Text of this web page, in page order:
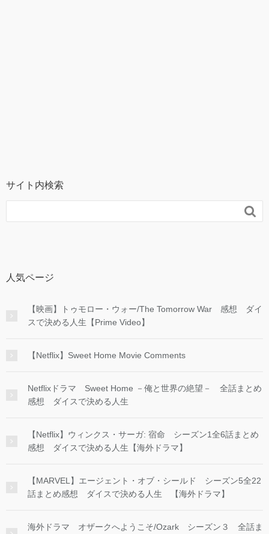
サイト内検索

人気ページ
【映画】トゥモロー・ウォー/The Tomorrow War 感想 ダイ
スで決める人生【Prime Video】
【Netflix】Sweet Home Movie Comments
Netflixドラマ Sweet Home －俺と世界の絶望－ 全話まとめ
感想 ダイスで決める人生
【Netflix】ウィンクス・サーガ: 宿命 シーズン1全6話まとめ
感想 ダイスで決める人生【海外ドラマ】
【MARVEL】エージェント・オブ・シールド シーズン5全22
話まとめ感想 ダイスで決める人生 【海外ドラマ】
海外ドラマ オザークへようこそ/Ozark シーズン３ 全話ま